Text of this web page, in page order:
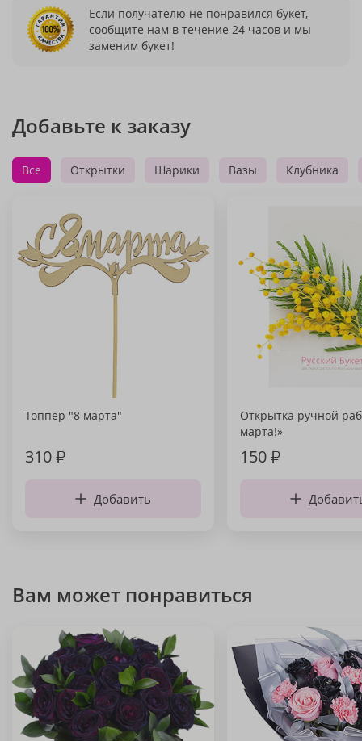
Если получателю не понравился букет,
сообщите нам в течение 24 часов и мы
заменим букет!
Добавьте к заказу
Все Открытки Шарики Вазы Клубника
Топпер "8 марта"
310₽
Добавить
Открытка ручной
марта!»
150₽
Вам может понравиться